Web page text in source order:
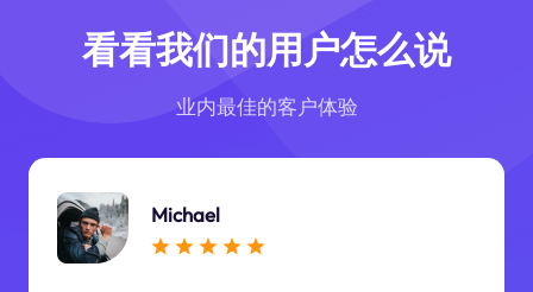
看看我们的用户怎么说
业内最佳的客户体验
Michael